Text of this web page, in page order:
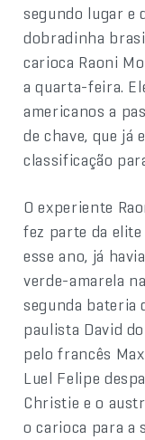
segundo lugar e
dobradinha
carioca Raoni
a quarta-feira.
americanos a
de chave, que já
classificação
O experiente
fez parte da
esse ano, já
verde-amarela
segunda bateria
paulista David
pelo francês
Luel Felipe
Christie e o
o carioca para a